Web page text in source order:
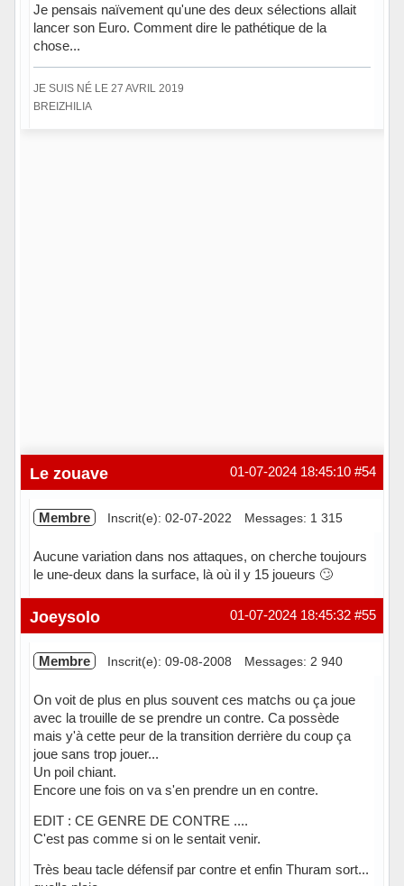
Je pensais naïvement qu'une des deux sélections allait
lancer son Euro. Comment dire le pathétique de la
chose...
JE SUIS NÉ LE 27 AVRIL 2019
BREIZHILIA
#54
01-07-2024 18:45:10
Le zouave
Membre Inscrit(e): 02-07-2022 Messages: 1 315
Aucune variation dans nos attaques, on cherche toujours
le une-deux dans la surface, là où il y 15 joueurs 🙄
Hors ligne #55
01-07-2024 18:45:32
Joeysolo
Membre Inscrit(e): 09-08-2008 Messages: 2 940
On voit de plus en plus souvent ces matchs ou ça joue
avec la trouille de se prendre un contre. Ca possède
mais y'à cette peur de la transition derrière du coup ça
joue sans trop jouer...
Un poil chiant.
Encore une fois on va s'en prendre un en contre.
EDIT : CE GENRE DE CONTRE ....
C'est pas comme si on le sentait venir.
Très beau tacle défensif par contre et enfin Thuram sort...